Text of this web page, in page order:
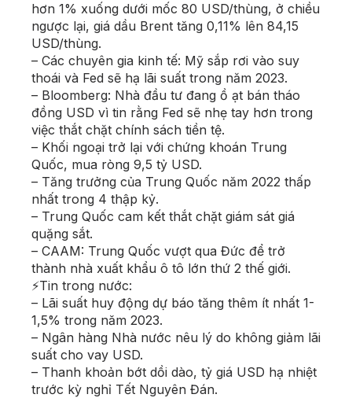
hơn 1% xuống dưới mốc 80 USD/thùng, ở chiều
ngược lại, giá dầu Brent tăng 0,11% lên 84,15
USD/thùng.
– Các chuyên gia kinh tế: Mỹ sắp rơi vào suy
thoái và Fed sẽ hạ lãi suất trong năm 2023.
– Bloomberg: Nhà đầu tư đang ồ ạt bán tháo
đồng USD vì tin rằng Fed sẽ nhẹ tay hơn trong
việc thắt chặt chính sách tiền tệ.
– Khối ngoại trở lại với chứng khoán Trung
Quốc, mua ròng 9,5 tỷ USD.
– Tăng trưởng của Trung Quốc năm 2022 thấp
nhất trong 4 thập kỷ.
– Trung Quốc cam kết thắt chặt giám sát giá
quặng sắt.
– CAAM: Trung Quốc vượt qua Đức để trở
thành nhà xuất khẩu ô tô lớn thứ 2 thế giới.
⚡Tin trong nước:
– Lãi suất huy động dự báo tăng thêm ít nhất 1-
1,5% trong năm 2023.
– Ngân hàng Nhà nước nêu lý do không giảm lãi
suất cho vay USD.
– Thanh khoản bớt dồi dào, tỷ giá USD hạ nhiệt
trước kỳ nghỉ Tết Nguyên Đán.